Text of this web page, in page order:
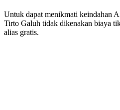
Untuk dapat menikmati keindahan
Tirto Galuh tidak dikenakan biaya
alias gratis.